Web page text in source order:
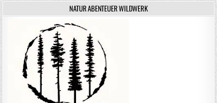
NATUR ABENTEUER WILDWERK